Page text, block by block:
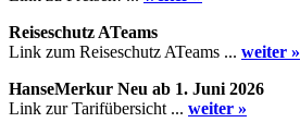
Reiseschutz ATeams
Link zum Reiseschutz ATeams ... weiter »
HanseMerkur Neu ab 1. Juni 2026
Link zur Tarifübersicht ... weiter »